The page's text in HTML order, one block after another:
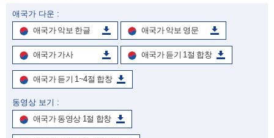
애국가 다운 :
애국가 악보 한글
애국가 악보 영문
애국가 가사 애국가 듣기 1절 합창
애국가 듣기 1~4절 합창
동영상 보기 :
애국가 동영상 1절 합창